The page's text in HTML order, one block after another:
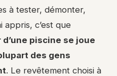
à tester, démonter,
appris, c’est que
piscine se joue
des gens
. Le revêtement choisi à